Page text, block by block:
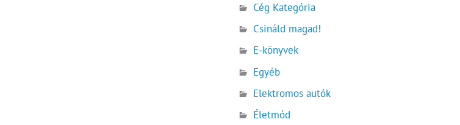
Cég Kategória
Csináld magad!
E-könyvek
Egyéb
Elektromos autók
Életmód